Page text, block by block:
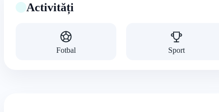
Activități
Fotbal Sport